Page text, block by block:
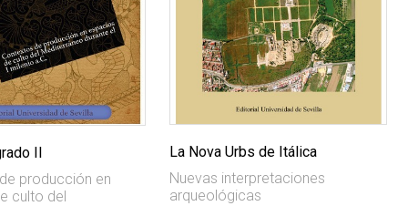
II
producción en
culto del
La Nova Urbs de Itálica
Nuevas interpretaciones
arqueológicas